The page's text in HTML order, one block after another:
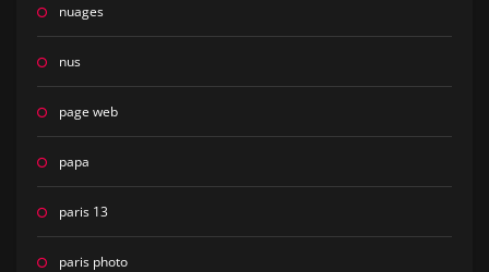
nuages
nus
page web
papa
paris 13
paris photo